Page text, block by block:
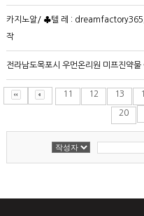
카지노알/ ♣텔 레 : dreamfactory365/
작
전라남도목포시 우먼온리원 미프진약
11 12 13
20